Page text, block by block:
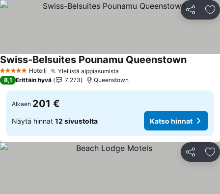
Jaa
5 Tähtiluokitus
Hotelli Ylellistä alppiasumista
Swiss-Belsuites Pounamu QueenstownKatso
8,1 Erittäin hyvä 7 273 Queenstown
Alkaen 201 €
Näytä hinnat 12 sivustolta Katso hinnat
Jaa